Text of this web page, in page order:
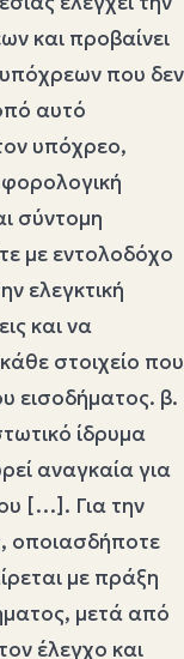
και προβαίνει
που δεν
αυτό
υπόχρεο,
σύντομη
με εντολοδόχο
ελεγκτική
και να
στοιχείο που
εισοδήματος. β.
ίδρυμα
αναγκαία για
[…]. Για την
οποιασδήποτε
με πράξη
μετά από
έλεγχο και